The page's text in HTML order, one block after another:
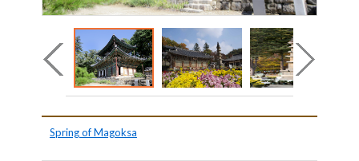
Spring of Magoksa